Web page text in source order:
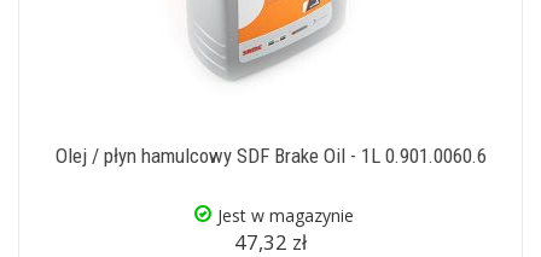
Olej / płyn hamulcowy SDF Brake Oil - 1L 0.901.0060.6
Jest w magazynie
47,32 zł